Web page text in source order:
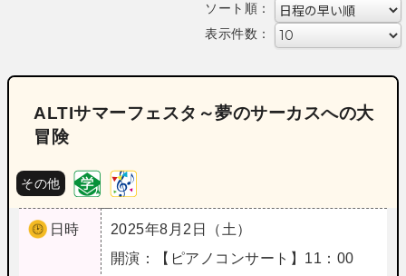
ソート順：
表示件数：
ALTIサマーフェスタ～夢のサーカスへの大
冒険
その他
日時
2025年8月2日（土）
開演：【ピアノコンサート】11：00